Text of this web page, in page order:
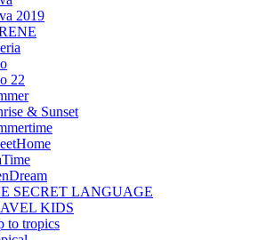
2019
22
& Sunset
SECRET LANGUAGE
KIDS
to tropics